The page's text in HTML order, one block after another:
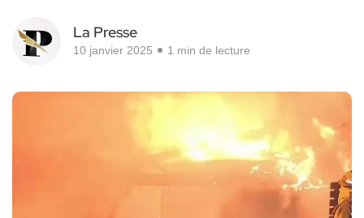
La Presse
10 janvier 2025 1 min de lecture